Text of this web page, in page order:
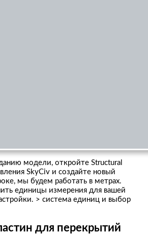
модели, откройте Structural
SkyCiv и создайте новый
мы будем работать в метрах.
единицы измерения для вашей
> система единиц и выбор
для перекрытий